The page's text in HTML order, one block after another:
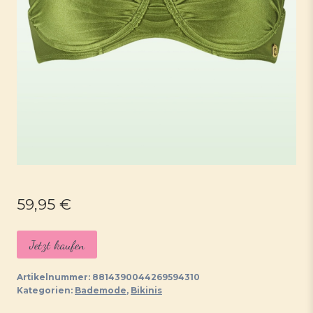
59,95 €
Jetzt kaufen
Artikelnummer: 8814390044269594310
Kategorien: Bademode, Bikinis